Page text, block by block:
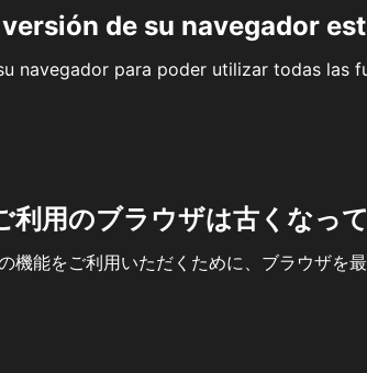
de su navegador
navegador para poder utilizar todas las
利用のブラウザは古くなっ
機能をご利用いただくために、ブラウザを